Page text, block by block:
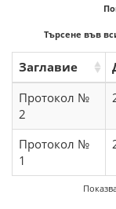
Търсене във
Заглавие
Протокол №
2
Протокол №
1